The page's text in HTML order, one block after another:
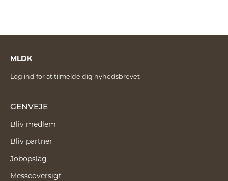
MLDK
Log ind for at tilmelde dig nyhedsbrevet
GENVEJE
Bliv medlem
Bliv partner
Jobopslag
Messeoversigt